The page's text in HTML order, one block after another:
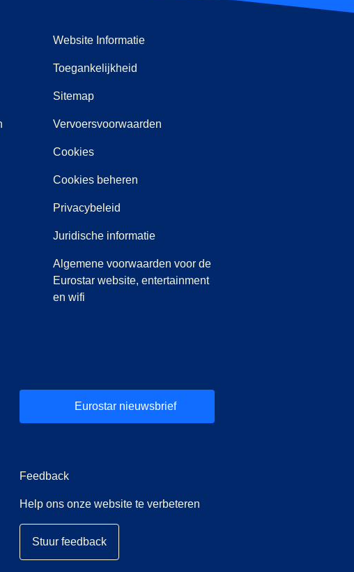
Website Informatie
Toegankelijkheid
Sitemap
Vervoersvoorwaarden
Cookies
Cookies beheren
Privacybeleid
Juridische informatie
Algemene voorwaarden voor de
Eurostar website, entertainment
en wifi
Eurostar nieuwsbrief
Feedback
Help ons onze website te verbeteren
Stuur feedback